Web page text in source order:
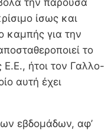
την παρούσα
ίσως και
καμπής για την
το
Ε.Ε., ήτοι τον Γαλλο-
αυτή έχει
εβδομάδων, αφ’